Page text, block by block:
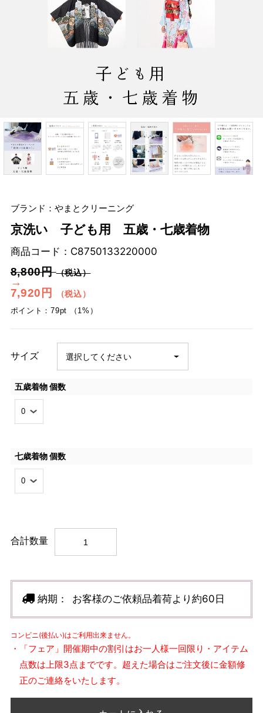
ブランド：やまとクリーニング
京洗い 子ども用 五歳・七歳着物
商品コード： C8750133220000
8,800円（税込）
→
7,920円
（税込）
ポイント：79pt （1%）
サイズ
五歳着物 個数
七歳着物 個数
合計数量
納期： お客様のご依頼品着荷より約60日
コンビニ(後払い)はご利用出来ません。
・「フェア」開催期中の割引はお一人様一回限り・アイテム
点数は上限3点までです。超えた場合はご注文後に金額修
正のご連絡をいたします。